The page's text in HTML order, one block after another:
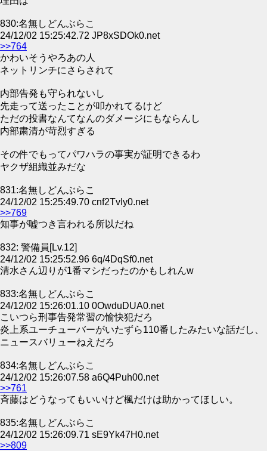
830:名無しどんぶらこ
24/12/02 15:25:42.72 JP8xSDOk0.net
>>764
かわいそうやろあの人
ネットリンチにさらされて
内部告発も守られないし
先走って送ったことが叩かれてるけど
ただの投書なんてなんのダメージにもならんし
内部粛清が苛烈すぎる
その件でもってパワハラの事実が証明できるわ
ヤクザ組織並みだな
831:名無しどんぶらこ
24/12/02 15:25:49.70 cnf2TvIy0.net
>>769
知事が嘘つき言われる所以だね
832: 警備員[Lv.12]
24/12/02 15:25:52.96 6q/4DqSf0.net
清水さん辺りが1番マシだったのかもしれんw
833:名無しどんぶらこ
24/12/02 15:26:01.10 0OwduDUA0.net
こいつら刑事告発常習の愉快犯だろ
炎上系ユーチューバーがいたずら110番したみたいな話だし、
ニュースバリューねえだろ
834:名無しどんぶらこ
24/12/02 15:26:07.58 a6Q4Puh00.net
>>761
斉藤はどうなってもいいけど楓だけは助かってほしい。
835:名無しどんぶらこ
24/12/02 15:26:09.71 sE9Yk47H0.net
>>809